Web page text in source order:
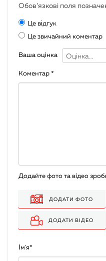
Обов’язкові поля
Це відгук
Це звичайний коментар
Ваша оцінка
Коментар *
Додайте фото та відео
ДОДАТИ ФОТО
ДОДАТИ ВІДЕО
Ім'я*